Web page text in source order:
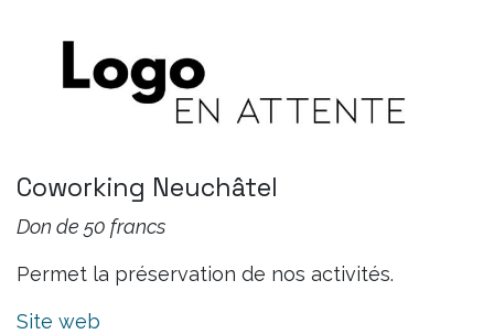
Coworking Neuchâtel
Don de 50 francs
Permet la préservation de nos activités.
Site web